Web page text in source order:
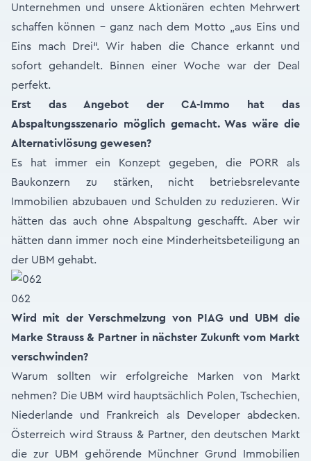
Unternehmen und unsere Aktionären echten Mehrwert
schaffen können – ganz nach dem Motto „aus Eins und
Eins mach Drei“. Wir haben die Chance erkannt und
sofort gehandelt. Binnen einer Woche war der Deal
perfekt.
Erst das Angebot der CA-Immo hat das
Abspaltungsszenario möglich gemacht. Was wäre die
Alternativlösung gewesen?
Es hat immer ein Konzept gegeben, die PORR als
Baukonzern zu stärken, nicht betriebsrelevante
Immobilien abzubauen und Schulden zu reduzieren. Wir
hätten das auch ohne Abspaltung geschafft. Aber wir
hätten dann immer noch eine Minderheitsbeteiligung an
der UBM gehabt.
062
Wird mit der Verschmelzung von PIAG und UBM die
Marke Strauss & Partner in nächster Zukunft vom Markt
verschwinden?
Warum sollten wir erfolgreiche Marken von Markt
nehmen? Die UBM wird hauptsächlich Polen, Tschechien,
Niederlande und Frankreich als Developer abdecken.
Österreich wird Strauss & Partner, den deutschen Markt
die zur UBM gehörende Münchner Grund Immobilien